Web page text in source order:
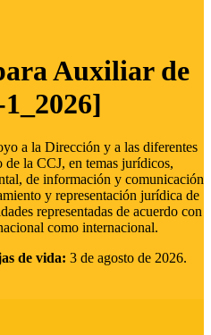
Auxiliar de
a la Dirección y a las diferentes
la CCJ, en temas jurídicos,
de información y comunicación
y representación jurídica de
representadas de acuerdo con
como internacional.
de vida: 3 de agosto de 2026.